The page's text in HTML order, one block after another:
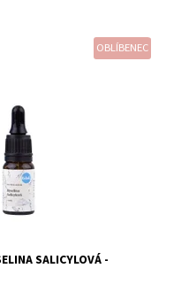
OBLÍBENEC
SALICYLOVÁ -